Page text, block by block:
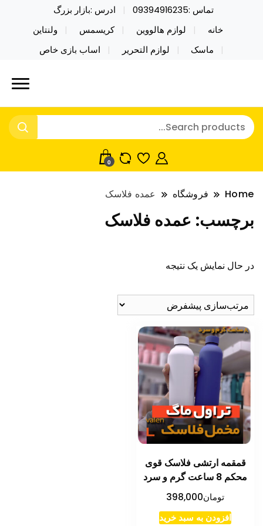
تماس :09394916235
ادرس :بازار بزرگ
خانه
لوازم هالووین کریسمس
ولنتاین
ماسک
لوازم التحریر اساب بازی خاص
نایکر توی فروش عمده لوازم هالووین
ولن تاین کادویی کریسمس اکسسوری
خرید محصولات خاص فیجت اسباب بازی تراول ماگ نایکر
توی فروش عمده لوازم هالووین ولن تاین کادویی
کریسمس اکسسوری ماسک در واردات مستقیم
0
Home فروشگاه عمده فلاسک
برچسب: عمده فلاسک
در حال نمایش یک نتیجه
قمقمه ارتشی فلاسک قوی
محکم 8 ساعت گرم و سرد
تومان398,000
افزودن به سبد خرید